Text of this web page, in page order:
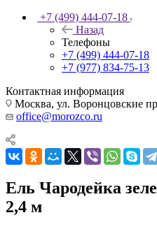
+7 (499) 444-07-18
Назад
Телефоны
+7 (499) 444-07-18
+7 (977) 834-75-13
Контактная информация
Москва, ул. Воронцовские
office@morozco.ru
Ель Чародейка
2,4 м